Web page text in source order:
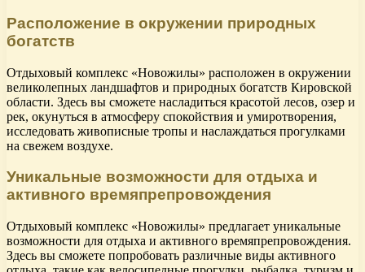
Расположение в окружении природных
богатств
Отдыховый комплекс «Новожилы» расположен в окружении
великолепных ландшафтов и природных богатств Кировской
области. Здесь вы сможете насладиться красотой лесов, озер и
рек, окунуться в атмосферу спокойствия и умиротворения,
исследовать живописные тропы и наслаждаться прогулками
на свежем воздухе.
Уникальные возможности для отдыха и
активного времяпрепровождения
Отдыховый комплекс «Новожилы» предлагает уникальные
возможности для отдыха и активного времяпрепровождения.
Здесь вы сможете попробовать различные виды активного